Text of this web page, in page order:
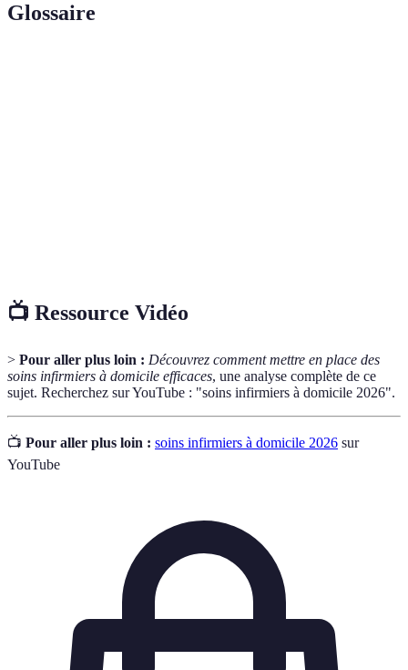
Glossaire
📺 Ressource Vidéo
> Pour aller plus loin : Découvrez comment mettre en place des
soins infirmiers à domicile efficaces, une analyse complète de ce
sujet. Recherchez sur YouTube : "soins infirmiers à domicile 2026".
📺 Pour aller plus loin : soins infirmiers à domicile 2026 sur
YouTube